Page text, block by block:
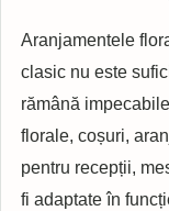
Aranjamentele
clasic nu este
rămână
florale, coșuri,
pentru recepții,
fi adaptate în